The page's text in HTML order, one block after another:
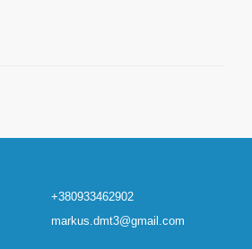
+380933462902
markus.dmt3@gmail.com